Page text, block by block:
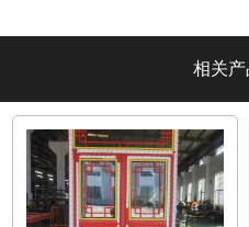
相关